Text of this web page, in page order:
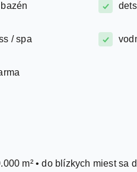
/ spa
m² • do blízkych miest sa